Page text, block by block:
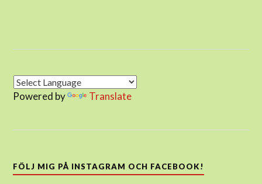
Powered by Translate
FÖLJ MIG PÅ INSTAGRAM OCH FACEBOOK!